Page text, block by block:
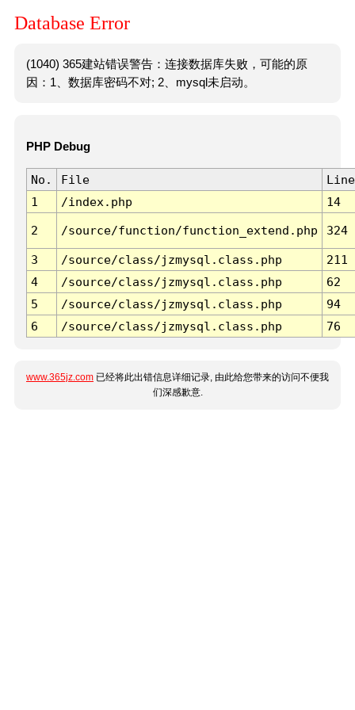
Database Error
(1040) 365建站错误警告：连接数据库失败，可能的原
因：1、数据库密码不对; 2、mysql未启动。
PHP Debug
No. File
Line
1
/index.php 14
2 /source/function/function_extend.php 324
3 /source/class/jzmysql.class.php
211
4
/source/class/jzmysql.class.php
62
5
/source/class/jzmysql.class.php
94
6
/source/class/jzmysql.class.php 76
www.365jz.com 已经将此出错信息详细记录, 由此给您带来的访问不便我
们深感歉意.